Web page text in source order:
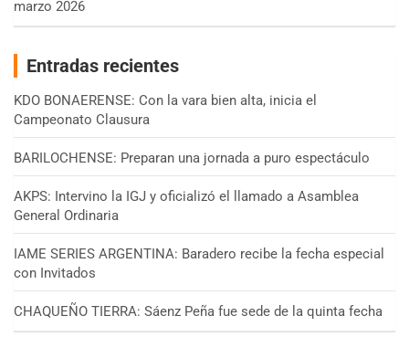
marzo 2026
Entradas recientes
KDO BONAERENSE: Con la vara bien alta, inicia el
Campeonato Clausura
BARILOCHENSE: Preparan una jornada a puro espectáculo
AKPS: Intervino la IGJ y oficializó el llamado a Asamblea
General Ordinaria
IAME SERIES ARGENTINA: Baradero recibe la fecha especial
con Invitados
CHAQUEÑO TIERRA: Sáenz Peña fue sede de la quinta fecha